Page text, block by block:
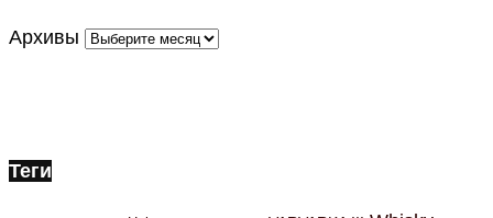
Архивы
Теги